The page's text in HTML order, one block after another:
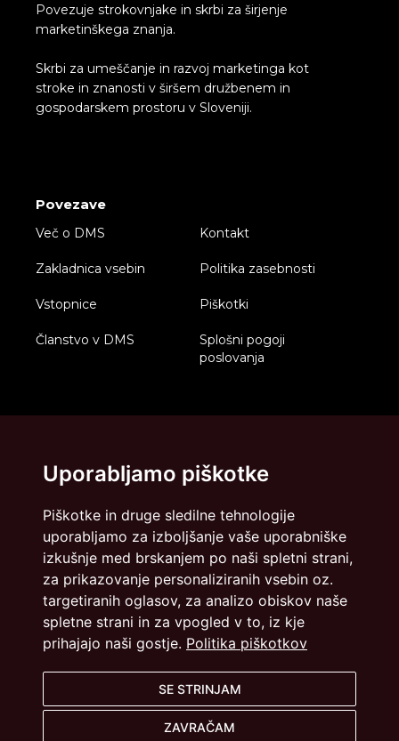
Uporabljamo piškotke
Piškotke in druge sledilne tehnologije
uporabljamo za izboljšanje vaše uporabniške
izkušnje med brskanjem po naši spletni strani,
za prikazovanje personaliziranih vsebin oz.
targetiranih oglasov, za analizo obiskov naše
spletne strani in za vpogled v to, iz kje
prihajajo naši gostje. Politika piškotkov
SE STRINJAM
ZAVRAČAM
Povezuje strokovnjake in skrbi za širjenje
marketinškega znanja.
Skrbi za umeščanje in razvoj marketinga kot
stroke in znanosti v širšem družbenem in
gospodarskem prostoru v Sloveniji.
Povezave
Več o DMS
Zakladnica vsebin
Vstopnice
Članstvo v DMS
Kontakt
Politika zasebnosti
Piškotki
Splošni pogoji
poslovanja
marketing
Enkrat na teden vas obveščamo o dogodkih,
uporabnih zapisih in priporočilih.
PRIJAVA NA E-NOVICE
Društvo za marketing Slovenije - DMS